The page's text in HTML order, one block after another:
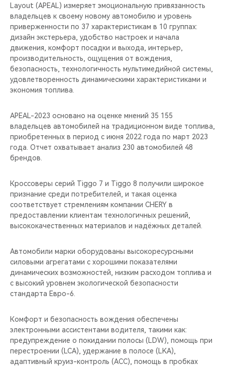
Layout (APEAL) измеряет эмоциональную привязанность
владельцев к своему новому автомобилю и уровень
приверженности по 37 характеристикам в 10 группах:
дизайн экстерьера, удобство настроек и начала
движения, комфорт посадки и выхода, интерьер,
производительность, ощущения от вождения,
безопасность, технологичность мультимедийной системы,
удовлетворенность динамическими характеристиками и
экономия топлива.
APEAL-2023 основано на оценке мнений 35 155
владельцев автомобилей на традиционном виде топлива,
приобретенных в период с июня 2022 года по март 2023
года. Отчет охватывает анализ 230 автомобилей 48
брендов.
Кроссоверы серий Tiggo 7 и Tiggo 8 получили широкое
признание среди потребителей, и такая оценка
соответствует стремлениям компании CHERY в
предоставлении клиентам технологичных решений,
высококачественных материалов и надёжных деталей.
Автомобили марки оборудованы высокоресурсными
силовыми агрегатами с хорошими показателями
динамических возможностей, низким расходом топлива и
с высокий уровнем экологической безопасности
стандарта Евро-6.
Комфорт и безопасность вождения обеспечены
электронными ассистентами водителя, такими как:
предупреждение о покидании полосы (LDW), помощь при
перестроении (LCA), удержание в полосе (LKA),
адаптивный круиз-контроль (ACC), помощь в пробках